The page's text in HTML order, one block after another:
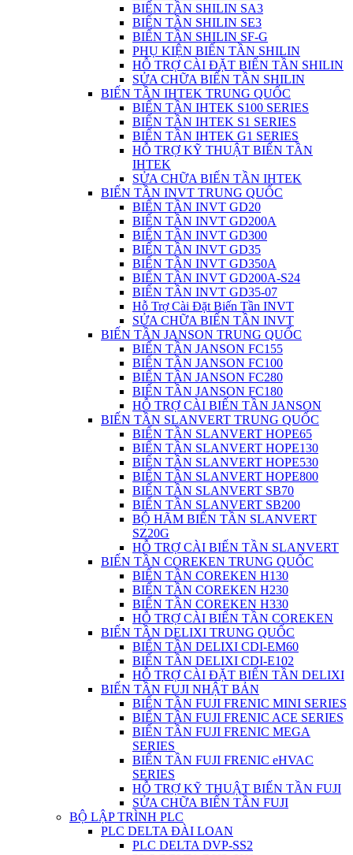
BIẾN TẦN SHILIN SA3
BIẾN TẦN SHILIN SE3
BIẾN TẦN SHILIN SF-G
PHỤ KIỆN BIẾN TẦN SHILIN
HỖ TRỢ CÀI ĐẶT BIẾN TẦN SHILIN
SỬA CHỮA BIẾN TẦN SHILIN
BIẾN TẦN IHTEK TRUNG QUỐC
BIẾN TẦN IHTEK S100 SERIES
BIẾN TẦN IHTEK S1 SERIES
BIẾN TẦN IHTEK G1 SERIES
HỖ TRỢ KỸ THUẬT BIẾN TẦN
IHTEK
SỬA CHỮA BIẾN TẦN IHTEK
BIẾN TẦN INVT TRUNG QUỐC
BIẾN TẦN INVT GD20
BIẾN TẦN INVT GD200A
BIẾN TẦN INVT GD300
BIẾN TẦN INVT GD35
BIẾN TẦN INVT GD350A
BIẾN TẦN INVT GD200A-S24
BIẾN TẦN INVT GD35-07
Hỗ Trợ Cài Đặt Biến Tần INVT
SỬA CHỮA BIẾN TẦN INVT
BIẾN TẦN JANSON TRUNG QUỐC
BIẾN TẦN JANSON FC155
BIẾN TẦN JANSON FC100
BIẾN TẦN JANSON FC280
BIẾN TẦN JANSON FC180
HỖ TRỢ CÀI BIẾN TẦN JANSON
BIẾN TẦN SLANVERT TRUNG QUỐC
BIẾN TẦN SLANVERT HOPE65
BIẾN TẦN SLANVERT HOPE130
BIẾN TẦN SLANVERT HOPE530
BIẾN TẦN SLANVERT HOPE800
BIẾN TẦN SLANVERT SB70
BIẾN TẦN SLANVERT SB200
BỘ HÃM BIẾN TẦN SLANVERT
SZ20G
HỖ TRỢ CÀI BIẾN TẦN SLANVERT
BIẾN TẦN COREKEN TRUNG QUỐC
BIẾN TẦN COREKEN H130
BIẾN TẦN COREKEN H230
BIẾN TẦN COREKEN H330
HỖ TRỢ CÀI BIẾN TẦN COREKEN
BIẾN TẦN DELIXI TRUNG QUỐC
BIẾN TẦN DELIXI CDI-EM60
BIẾN TẦN DELIXI CDI-E102
HỖ TRỢ CÀI ĐẶT BIẾN TẦN DELIXI
BIẾN TẦN FUJI NHẬT BẢN
BIẾN TẦN FUJI FRENIC MINI SERIES
BIẾN TẦN FUJI FRENIC ACE SERIES
BIẾN TẦN FUJI FRENIC MEGA
SERIES
BIẾN TẦN FUJI FRENIC eHVAC
SERIES
HỖ TRỢ KỸ THUẬT BIẾN TẦN FUJI
SỬA CHỮA BIẾN TẦN FUJI
BỘ LẬP TRÌNH PLC
PLC DELTA ĐÀI LOAN
PLC DELTA DVP-SS2